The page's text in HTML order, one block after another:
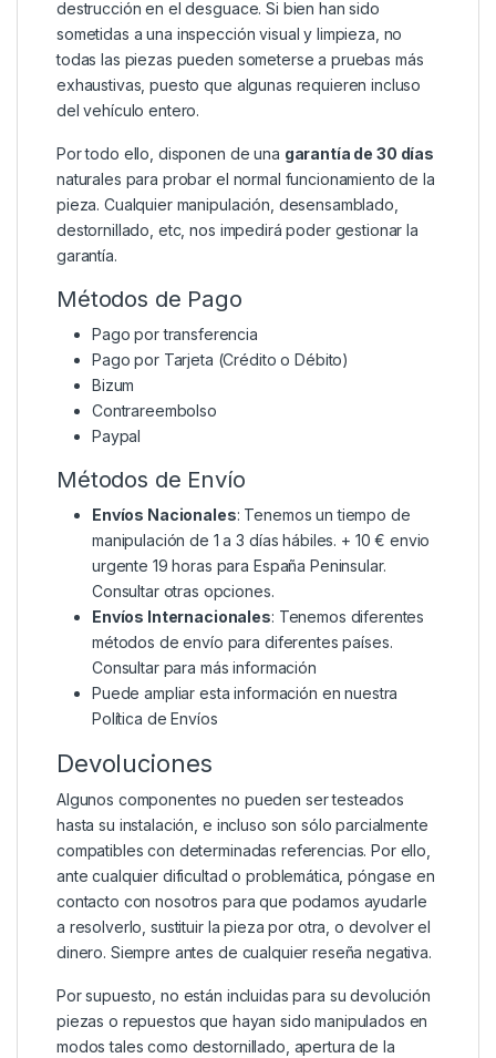
destrucción en el desguace. Si bien han sido
sometidas a una inspección visual y limpieza, no
todas las piezas pueden someterse a pruebas más
exhaustivas, puesto que algunas requieren incluso
del vehículo entero.
Por todo ello, disponen de una garantía de 30 días
naturales para probar el normal funcionamiento de la
pieza. Cualquier manipulación, desensamblado,
destornillado, etc, nos impedirá poder gestionar la
garantía.
Métodos de Pago
Pago por transferencia
Pago por Tarjeta (Crédito o Débito)
Bizum
Contrareembolso
Paypal
Métodos de Envío
Envíos Nacionales: Tenemos un tiempo de
manipulación de 1 a 3 días hábiles. + 10 € envio
urgente 19 horas para España Peninsular.
Consultar otras opciones.
Envíos Internacionales: Tenemos diferentes
métodos de envío para diferentes países.
Consultar para más información
Puede ampliar esta información en nuestra
Política de Envíos
Devoluciones
Algunos componentes no pueden ser testeados
hasta su instalación, e incluso son sólo parcialmente
compatibles con determinadas referencias. Por ello,
ante cualquier dificultad o problemática, póngase en
contacto con nosotros para que podamos ayudarle
a resolverlo, sustituir la pieza por otra, o devolver el
dinero. Siempre antes de cualquier reseña negativa.
Por supuesto, no están incluidas para su devolución
piezas o repuestos que hayan sido manipulados en
modos tales como destornillado, apertura de la